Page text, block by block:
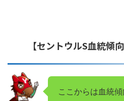
【セントウルS血統傾向
ここからは血統